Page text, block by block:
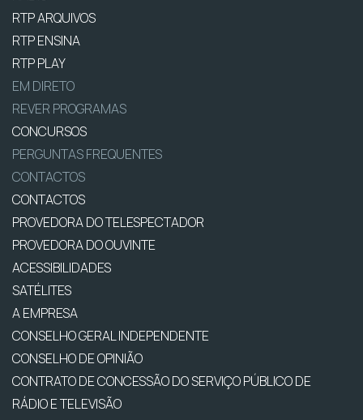
RTP ARQUIVOS
RTP ENSINA
RTP PLAY
EM DIRETO
REVER PROGRAMAS
CONCURSOS
PERGUNTAS FREQUENTES
CONTACTOS
CONTACTOS
PROVEDORA DO TELESPECTADOR
PROVEDORA DO OUVINTE
ACESSIBILIDADES
SATÉLITES
A EMPRESA
CONSELHO GERAL INDEPENDENTE
CONSELHO DE OPINIÃO
CONTRATO DE CONCESSÃO DO SERVIÇO PÚBLICO DE
RÁDIO E TELEVISÃO